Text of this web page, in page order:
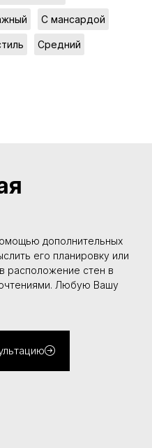
С мансардой
Средний
дополнительных
его планировку или
расположение стен в
Любую Вашу